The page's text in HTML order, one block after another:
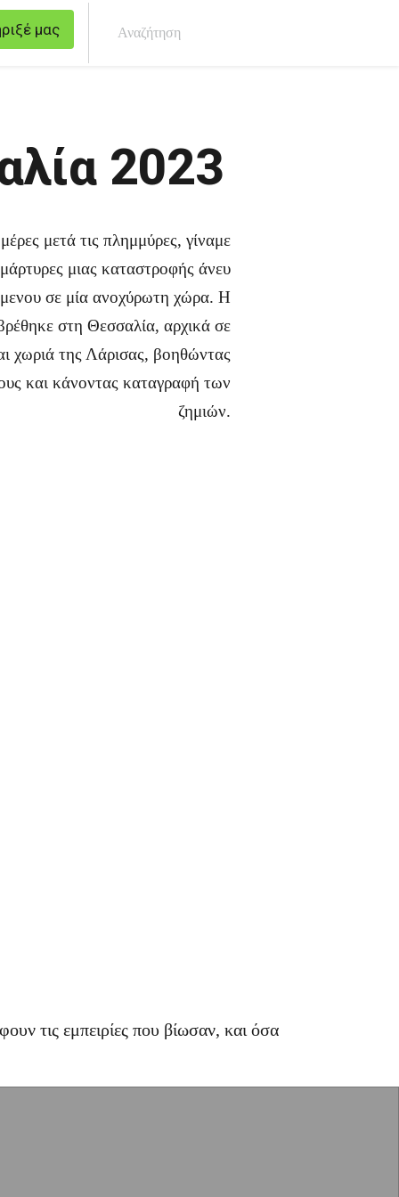
μας
2023
μετά τις πλημμύρες, γίναμε
μάρτυρες μιας καταστροφής άνευ
σε μία ανοχύρωτη χώρα. Η
στη Θεσσαλία, αρχικά σε
χωριά της Λάρισας, βοηθώντας
και κάνοντας καταγραφή των
ζημιών.
τις εμπειρίες που βίωσαν, και όσα